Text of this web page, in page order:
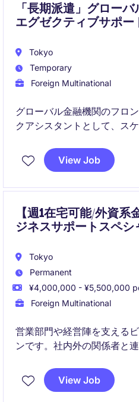
「長期派遣」グロー
エグゼクティブサポー
Tokyo
Temporary
Foreign Multinational
グローバル金融機関のフロ
クアシスタントとして、ス
用しながら国内外の関係者
に進める重要なポジションで
View Job
【週1在宅可能/外資
ジネスサポートスペシ
Tokyo
Permanent
¥4,000,000 - ¥5,500,000
Foreign Multinational
営業部門や経営陣を支える
ンです。社内外の関係者と
いただきます。View Job